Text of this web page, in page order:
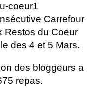
Carrefour
Restos du Coeur
des 4 et 5 Mars.
des bloggeurs a
repas.